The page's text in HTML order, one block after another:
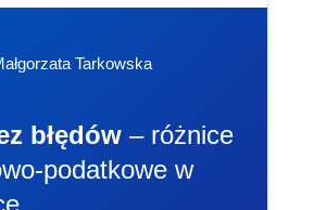
Tarkowska
błędów – różnice
podatkowe w